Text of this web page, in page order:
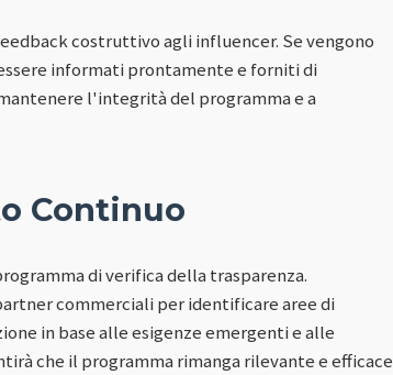
costruttivo agli influencer. Se vengono
informati prontamente e forniti di
l'integrità del programma e a
Continuo
di verifica della trasparenza.
commerciali per identificare aree di
in base alle esigenze emergenti e alle
che il programma rimanga rilevante e efficace